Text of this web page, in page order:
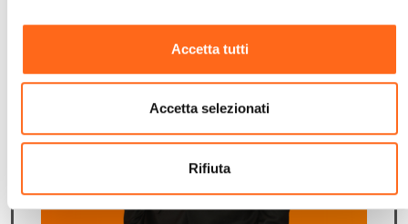
Accetta tutti
Accetta selezionati
Rifiuta